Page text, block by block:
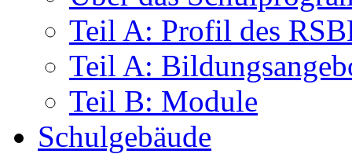
Teil A: Profil des
Teil A:
Teil B: Module
Schulgebäude